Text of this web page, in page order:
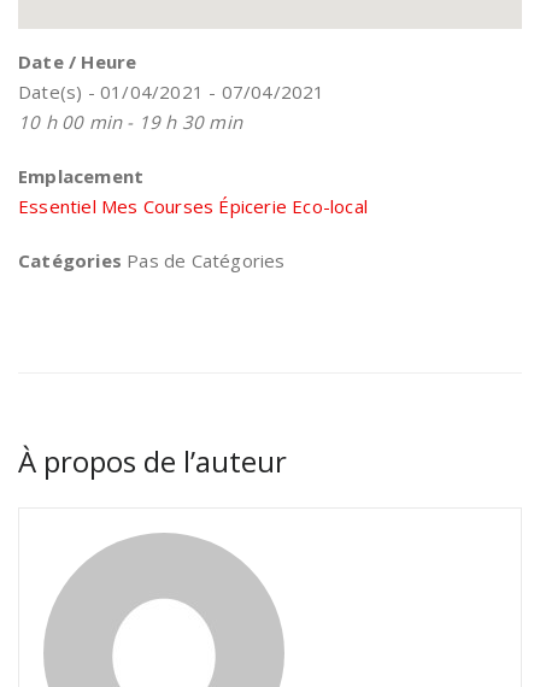
Date / Heure
Date(s) - 01/04/2021 - 07/04/2021
10 h 00 min - 19 h 30 min
Emplacement
Essentiel Mes Courses Épicerie Eco-local
Catégories Pas de Catégories
À propos de l’auteur